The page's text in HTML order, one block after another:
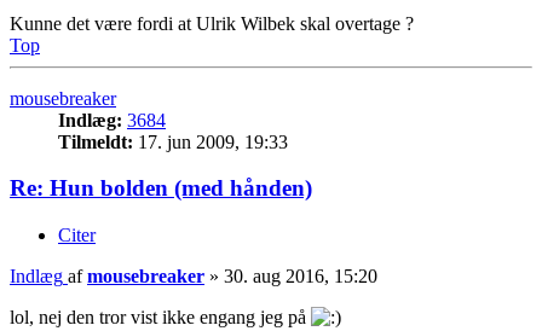
Kunne det være fordi at Ulrik Wilbek skal overtage ?
Top
mousebreaker
Indlæg: 3684
Tilmeldt: 17. jun 2009, 19:33
Re: Hun bolden (med hånden)
Citer
Indlæg afmousebreaker » 30. aug 2016, 15:20
lol, nej den tror vist ikke engang jeg på